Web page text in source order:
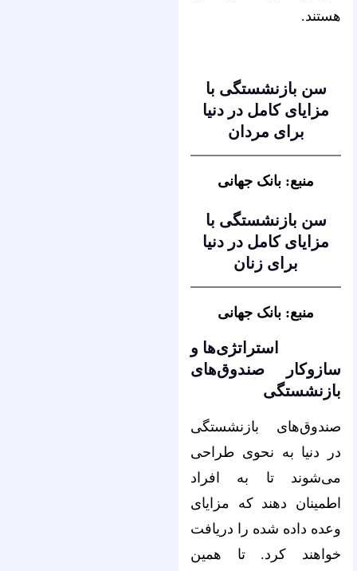
هستند.
سن بازنشستگی با
مزایای کامل در دنیا
برای مردان
منبع: بانک جهانی
سن بازنشستگی با
مزایای کامل در دنیا
برای زنان
منبع: بانک جهانی
استراتژی‌ها و
سازوکار صندوق‌های
بازنشستگی
صندوق‌های بازنشستگی
در دنیا به نحوی طراحی
می‌شوند تا به افراد
اطمینان دهند که مزایای
وعده داده شده را دریافت
خواهند کرد. تا همین